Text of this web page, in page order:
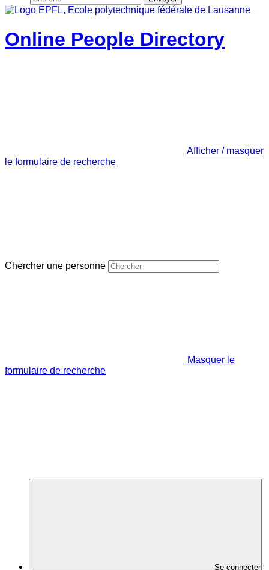
Online People Directory
Afficher / masquer
le formulaire de recherche
Chercher une personne
Masquer le
formulaire de recherche
Se connecter